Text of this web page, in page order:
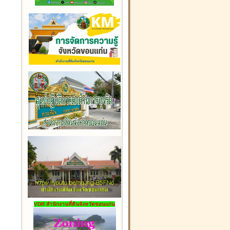
VDR สำนักงานที่ดินจังหวัดขอนแก่น